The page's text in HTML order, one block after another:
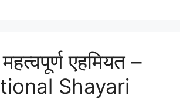
एहमियत –
Shayari